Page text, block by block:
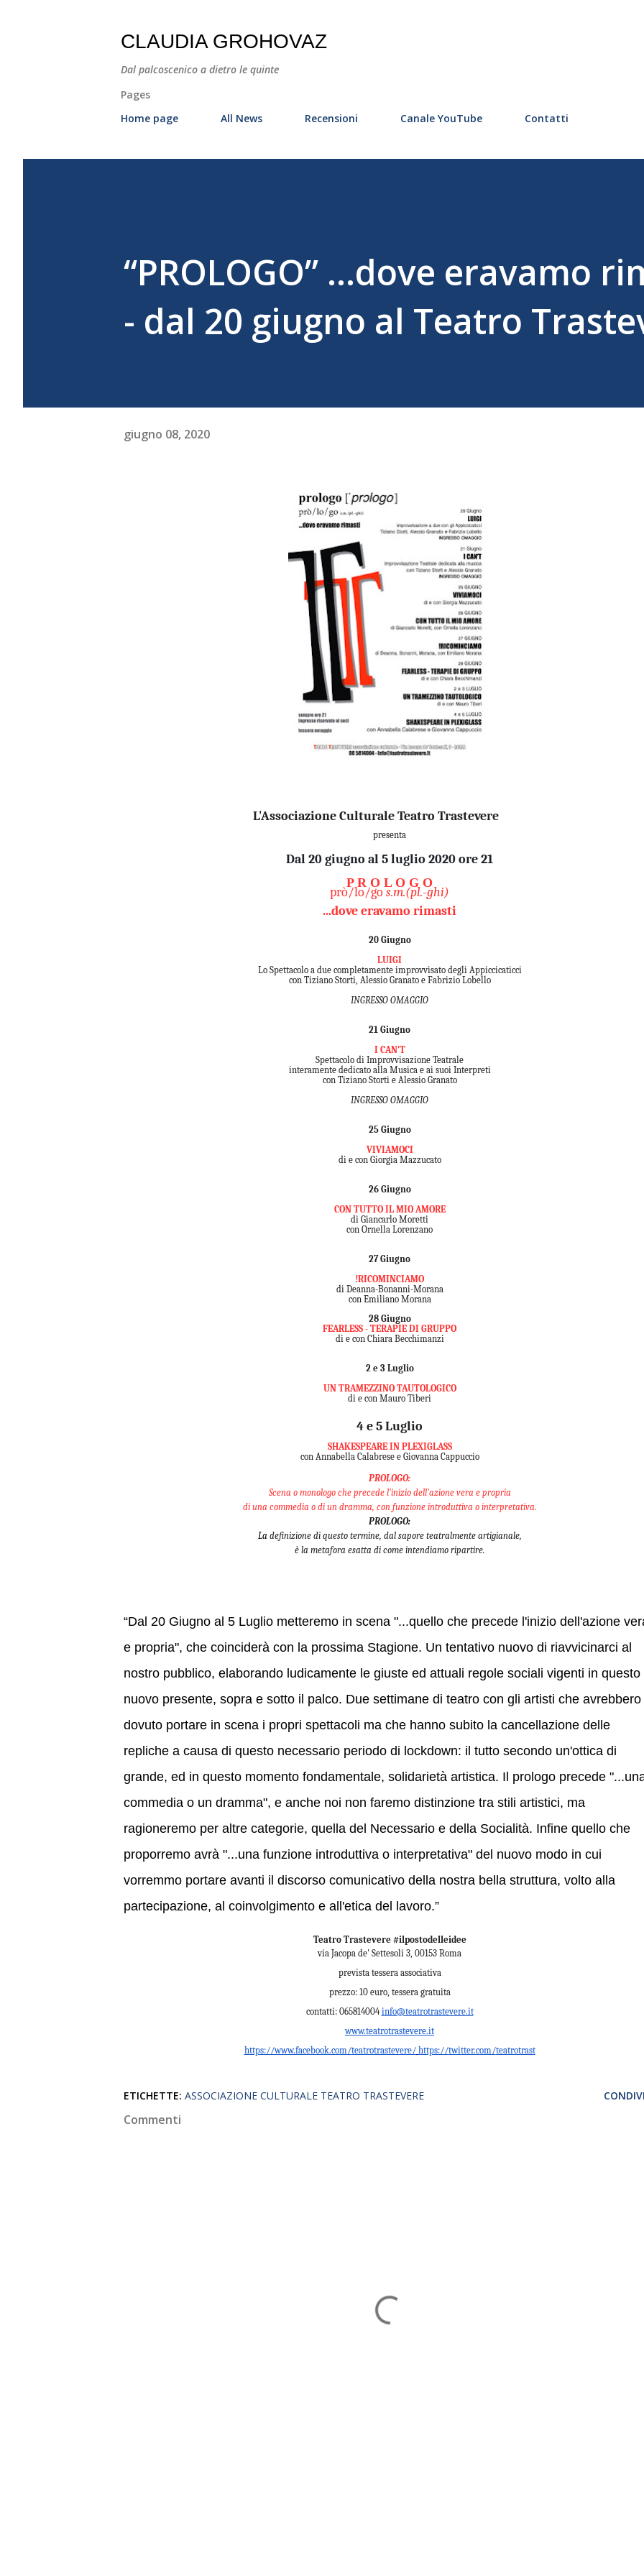
CLAUDIA GROHOVAZ
Dal palcoscenico a dietro le quinte
Pages
Home page
All News Recensioni Canale YouTube Contatti
“PROLOGO” ...dove eravamo
- dal 20 giugno al Teatro
giugno 08, 2020
L'Associazione Culturale Teatro Trastevere
presenta
Dal 20 giugno al 5 luglio 2020 ore 21
P R O L O G O
prò/lo/gos.m.(pl.-ghi)
...dove eravamo rimasti
20 Giugno
LUIGI
Lo Spettacolo a due completamente improvvisato degli Appiccicaticci
con Tiziano Storti, Alessio Granato e Fabrizio Lobello
INGRESSO OMAGGIO
21 Giugno
I CAN'T
Spettacolo di Improvvisazione Teatrale
interamente dedicato alla Musica e ai suoi Interpreti
con Tiziano Storti e Alessio Granato
INGRESSO OMAGGIO
25 Giugno
VIVIAMOCI
di e con Giorgia Mazzucato
26 Giugno
CON TUTTO IL MIO AMORE
di Giancarlo Moretti
con Ornella Lorenzano
27 Giugno
!RICOMINCIAMO
di Deanna-Bonanni-Morana
con Emiliano Morana
28 Giugno
FEARLESS - TERAPIE DI GRUPPO
di e con Chiara Becchimanzi
2 e 3 Luglio
UN TRAMEZZINO TAUTOLOGICO
di e con Mauro Tiberi
4 e 5 Luglio
SHAKESPEARE IN PLEXIGLASS
con Annabella Calabrese e Giovanna Cappuccio
PROLOGO:
Scena o monologo che precede l'inizio dell'azione vera e propria
di una commedia o di un dramma, con funzione introduttiva o interpretativa.
PROLOGO:
La definizione di questo termine, dal sapore teatralmente artigianale,
è la metafora esatta di come intendiamo ripartire.
“Dal 20 Giugno al 5 Luglio metteremo in scena "...quello che precede l'inizio dell'azione
e propria", che coinciderà con la prossima Stagione. Un tentativo nuovo di riavvicinarci al
nostro pubblico, elaborando ludicamente le giuste ed attuali regole sociali vigenti in questo
nuovo presente, sopra e sotto il palco. Due settimane di teatro con gli artisti che avrebbero
dovuto portare in scena i propri spettacoli ma che hanno subito la cancellazione delle
repliche a causa di questo necessario periodo di lockdown: il tutto secondo un'ottica di
grande, ed in questo momento fondamentale, solidarietà artistica. Il prologo precede
commedia o un dramma", e anche noi non faremo distinzione tra stili artistici, ma
ragioneremo per altre categorie, quella del Necessario e della Socialità. Infine quello che
proporremo avrà "...una funzione introduttiva o interpretativa" del nuovo modo in cui
vorremmo portare avanti il discorso comunicativo della nostra bella struttura, volto alla
partecipazione, al coinvolgimento e all'etica del lavoro.”
Teatro Trastevere #ilpostodelleidee
via Jacopa de' Settesoli 3, 00153 Roma
prevista tessera associativa
prezzo: 10 euro, tessera gratuita
contatti: 065814004 info@teatrotrastevere.it
www.teatrotrastevere.it
https://www.facebook.com/teatrotrastevere/ https://twitter.com/teatrotrast
ETICHETTE: ASSOCIAZIONE CULTURALE TEATRO TRASTEVERE
Commenti